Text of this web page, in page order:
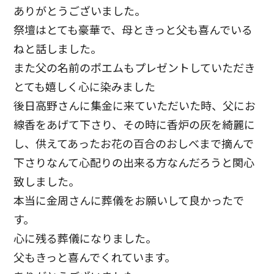
ありがとうございました。
祭壇はとても豪華で、母ときっと父も喜んでいる
ねと話しました。
また父の名前のポエムもプレゼントしていただき
とても嬉しく心に染みました
後日高野さんに集金に来ていただいた時、父にお
線香をあげて下さり、その時に香炉の灰を綺麗に
し、供えてあったお花の百合のおしべまで摘んで
下さりなんて心配りの出来る方なんだろうと関心
致しました。
本当に金周さんに葬儀をお願いして良かったで
す。
心に残る葬儀になりました。
父もきっと喜んでくれています。